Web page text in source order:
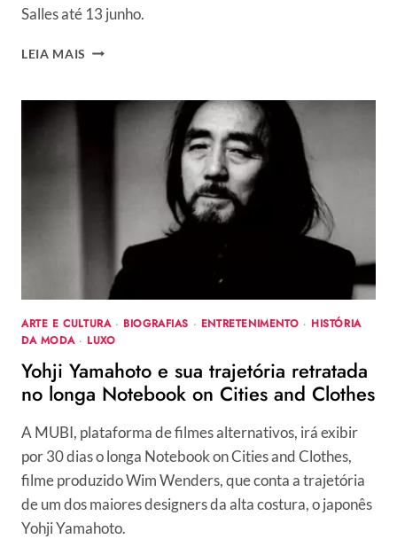
Salles até 13 junho.
LEIA MAIS EXPOSIÇÃO
AS
METAMORFOSES
TRANSFORMISTAS
ANOS
ARTE E CULTURA· BIOGRAFIAS · ENTRETENIMENTO · HISTÓRIA
DA MODA· LUXO
Yohji Yamahoto e sua trajetória retratada
no longa Notebook on Cities and Clothes
A MUBI, plataforma de filmes alternativos, irá exibir
por 30 dias o longa Notebook on Cities and Clothes,
filme produzido Wim Wenders, que conta a trajetória
de um dos maiores designers da alta costura, o japonês
Yohji Yamahoto.